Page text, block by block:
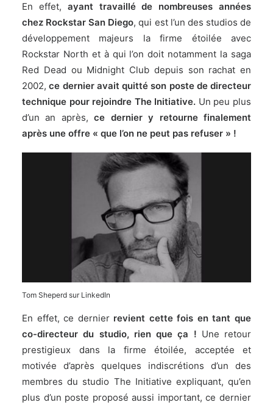
En effet, ayant travaillé de nombreuses années
chez Rockstar San Diego, qui est l’un des studios de
développement majeurs la firme étoilée avec
Rockstar North et à qui l’on doit notamment la saga
Red Dead ou Midnight Club depuis son rachat en
2002,ce dernier avait quitté son poste de directeur
technique pour rejoindre The Initiative. Un peu plus
d’un an après,ce dernier y retourne finalement
après une offre « que l’on ne peut pas refuser » !
Tom Sheperd sur LinkedIn
En effet, ce dernierrevient cette fois en tant que
co-directeur du studio, rien que ça ! Une retour
prestigieux dans la firme étoilée, acceptée et
motivée d’après quelques indiscrétions d’un des
membres du studio The Initiative expliquant, qu’en
plus d’un poste proposé aussi important, ce dernier